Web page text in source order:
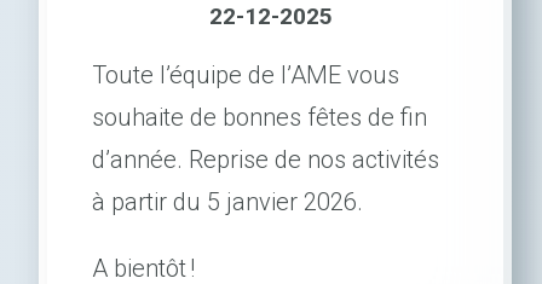
22-12-2025
Toute l’équipe de l’AME vous
souhaite de bonnes fêtes de fin
d’année. Reprise de nos acti­vi­tés
à partir du 5 janvier 2026.
A bien­tôt !